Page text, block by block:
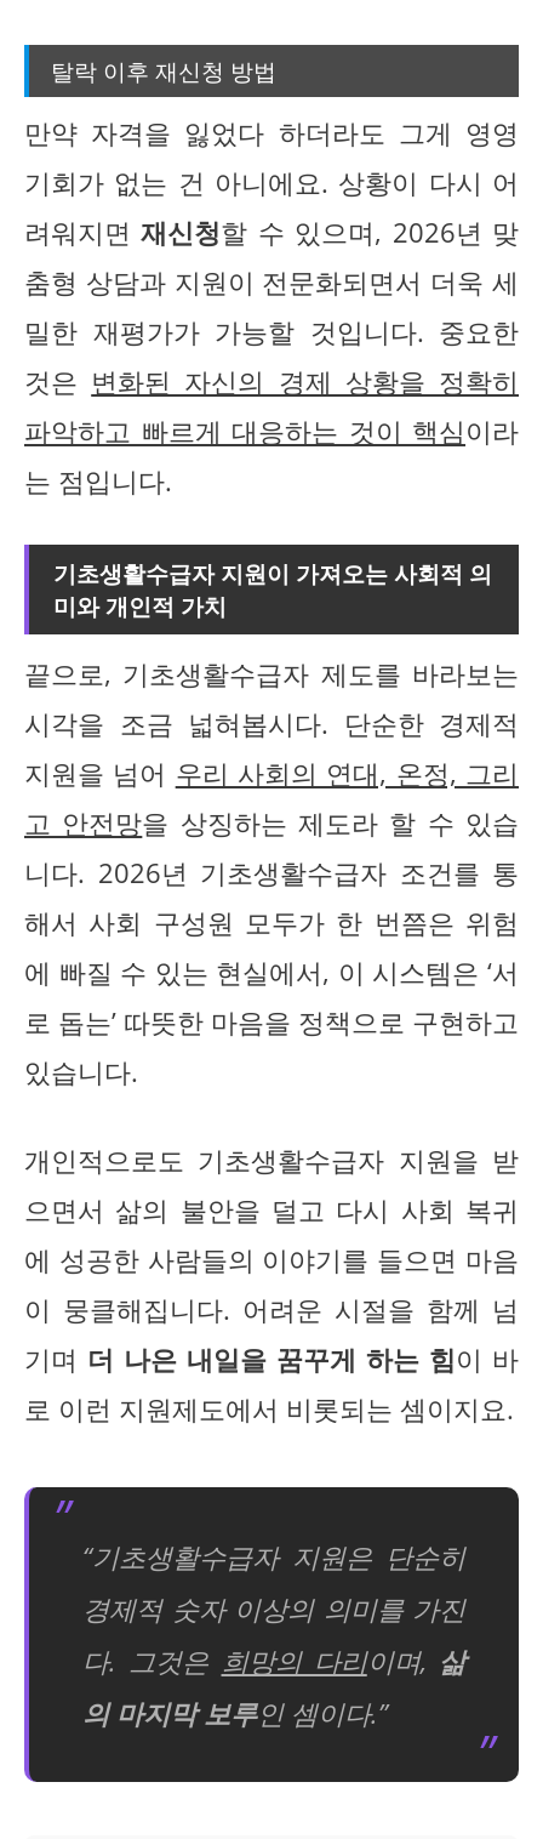
탈락 이후 재신청 방법
만약 자격을 잃었다 하더라도 그게 영영
기회가 없는 건 아니에요. 상황이 다시 어
려워지면재신청할 수 있으며, 2026년 맞
춤형 상담과 지원이 전문화되면서 더욱 세
밀한 재평가가 가능할 것입니다. 중요한
것은 변화된 자신의 경제 상황을 정확히
파악하고 빠르게 대응하는 것이 핵심이라
는 점입니다.
기초생활수급자 지원이 가져오는 사회적 의
미와 개인적 가치
끝으로, 기초생활수급자 제도를 바라보는
시각을 조금 넓혀봅시다. 단순한 경제적
지원을 넘어 우리 사회의 연대, 온정, 그리
고 안전망을 상징하는 제도라 할 수 있습
니다. 2026년 기초생활수급자 조건를 통
해서 사회 구성원 모두가 한 번쯤은 위험
에 빠질 수 있는 현실에서, 이 시스템은 ‘서
로 돕는’ 따뜻한 마음을 정책으로 구현하고
있습니다.
개인적으로도 기초생활수급자 지원을 받
으면서 삶의 불안을 덜고 다시 사회 복귀
에 성공한 사람들의 이야기를 들으면 마음
이 뭉클해집니다. 어려운 시절을 함께 넘
기며 더 나은 내일을 꿈꾸게 하는 힘이 바
로 이런 지원제도에서 비롯되는 셈이지요.
“기초생활수급자 지원은 단순히
경제적 숫자 이상의 의미를 가진
다. 그것은 희망의 다리이며, 삶
의 마지막 보루인 셈이다.”